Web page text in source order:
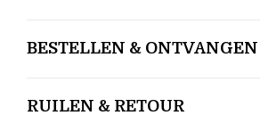
BESTELLEN & ONTVANGEN
RUILEN & RETOUR